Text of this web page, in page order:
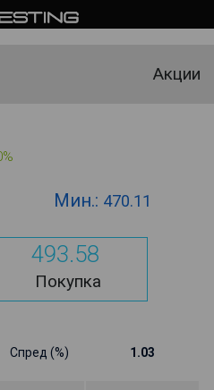
Акции
Мин.: 470.11
493.58
Покупка
Спред (%) 1.03